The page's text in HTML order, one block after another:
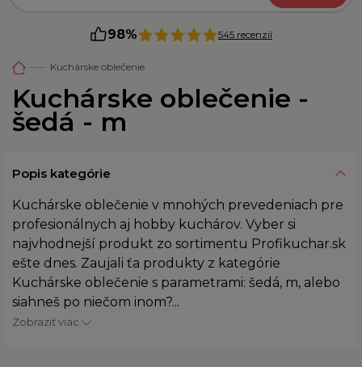
98% 545 recenzií
Kuchárske oblečenie
Kuchárske oblečenie -
šedá - m
Popis kategórie
Kuchárske oblečenie v mnohých prevedeniach pre
profesionálnych aj hobby kuchárov. Vyber si
najvhodnejší produkt zo sortimentu Profikuchar.sk
ešte dnes. Zaujali ťa produkty z kategórie
Kuchárske oblečenie s parametrami: šedá, m, alebo
siahneš po niečom inom?...
Zobraziť viac